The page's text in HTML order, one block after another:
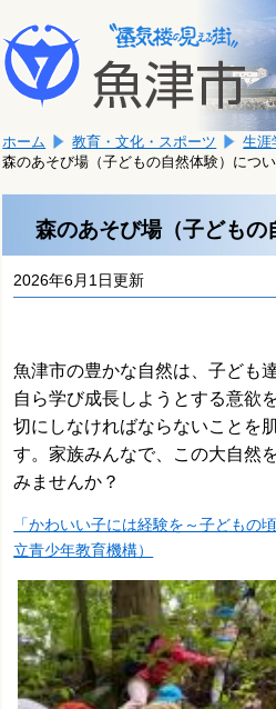
文
へ
移
ま
す。
こ
か
文
で
す。
ホーム 教育・文化・スポーツ 生涯
森のあそび場（子どもの自然体験）につ
森のあそび場（子どもの
2026年6月1日更新
魚津市の豊かな自然は、子ども
自ら学び成長しようとする意欲
切にしなければならないことを
す。家族みんなで、この大自然
みませんか？
「かわいい子には経験を～子どもの
立青少年教育機構）